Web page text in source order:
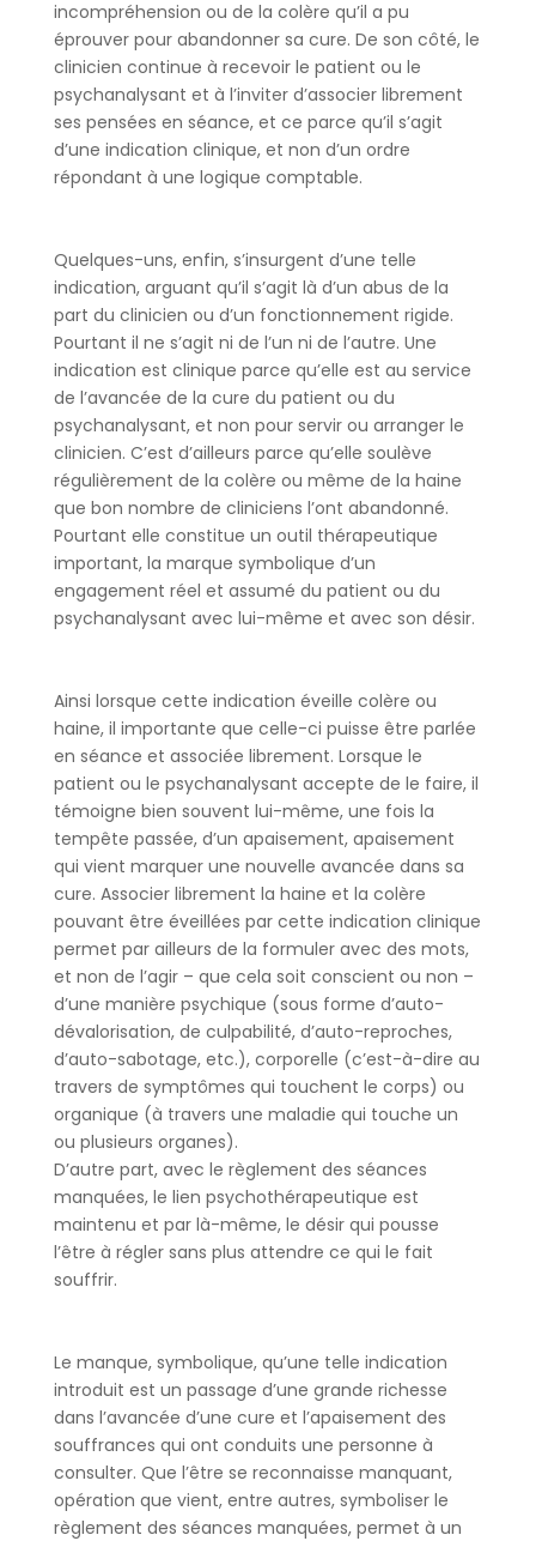
incompréhension ou de la colère qu’il a pu
éprouver pour abandonner sa cure. De son côté, le
clinicien continue à recevoir le patient ou le
psychanalysant et à l’inviter d’associer librement
ses pensées en séance, et ce parce qu’il s’agit
d’une indication clinique, et non d’un ordre
répondant à une logique comptable.
Quelques-uns, enfin, s’insurgent d’une telle
indication, arguant qu’il s’agit là d’un abus de la
part du clinicien ou d’un fonctionnement rigide.
Pourtant il ne s’agit ni de l’un ni de l’autre. Une
indication est clinique parce qu’elle est au service
de l’avancée de la cure du patient ou du
psychanalysant, et non pour servir ou arranger le
clinicien. C’est d’ailleurs parce qu’elle soulève
régulièrement de la colère ou même de la haine
que bon nombre de cliniciens l’ont abandonné.
Pourtant elle constitue un outil thérapeutique
important, la marque symbolique d’un
engagement réel et assumé du patient ou du
psychanalysant avec lui-même et avec son désir.
Ainsi lorsque cette indication éveille colère ou
haine, il importante que celle-ci puisse être parlée
en séance et associée librement. Lorsque le
patient ou le psychanalysant accepte de le faire, il
témoigne bien souvent lui-même, une fois la
tempête passée, d’un apaisement, apaisement
qui vient marquer une nouvelle avancée dans sa
cure. Associer librement la haine et la colère
pouvant être éveillées par cette indication clinique
permet par ailleurs de la formuler avec des mots,
et non de l’agir – que cela soit conscient ou non –
d’une manière psychique (sous forme d’auto-
dévalorisation, de culpabilité, d’auto-reproches,
d’auto-sabotage, etc.), corporelle (c’est-à-dire au
travers de symptômes qui touchent le corps) ou
organique (à travers une maladie qui touche un
ou plusieurs organes).
D’autre part, avec le règlement des séances
manquées, le lien psychothérapeutique est
maintenu et par là-même, le désir qui pousse
l’être à régler sans plus attendre ce qui le fait
souffrir.
Le manque, symbolique, qu’une telle indication
introduit est un passage d’une grande richesse
dans l’avancée d’une cure et l’apaisement des
souffrances qui ont conduits une personne à
consulter. Que l’être se reconnaisse manquant,
opération que vient, entre autres, symboliser le
règlement des séances manquées, permet à un